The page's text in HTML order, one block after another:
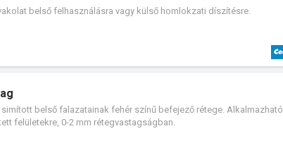
belső felhasználásra vagy külső homlokzati díszítésre.
belső falazatainak fehér színű befejező rétege. Alkalmazható
felületekre, 0-2 mm rétegvastagságban.